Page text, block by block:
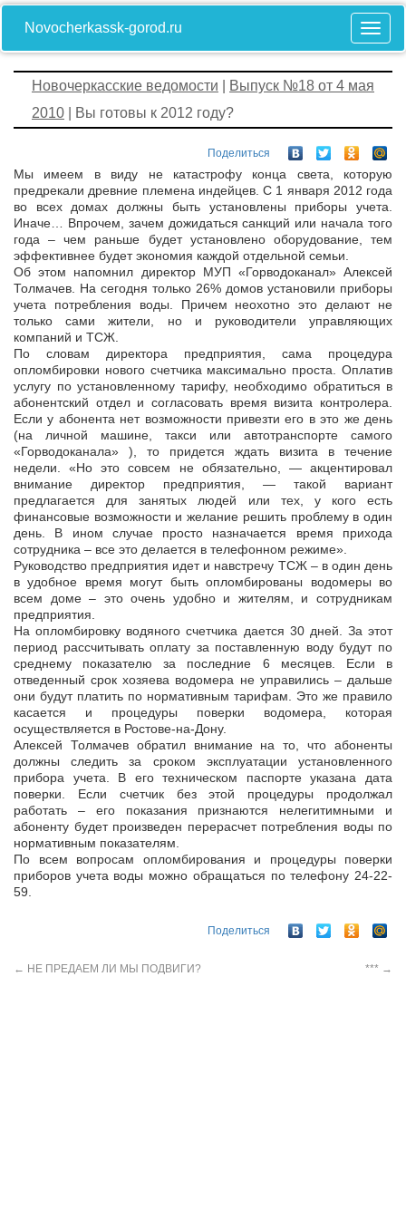
Novocherkassk-gorod.ru
Новочеркасские ведомости
Выпуск №18 от 4 мая
2010 | Вы готовы к 2012 году?
Поделиться
Мы имеем в виду не катастрофу конца света, которую
предрекали древние племена индейцев. С 1 января 2012 года
во всех домах должны быть установлены приборы учета.
Иначе… Впрочем, зачем дожидаться санкций или начала того
года – чем раньше будет установлено оборудование, тем
эффективнее будет экономия каждой отдельной семьи.
Об этом напомнил директор МУП «Горводоканал» Алексей
Толмачев. На сегодня только 26% домов установили приборы
учета потребления воды. Причем неохотно это делают не
только сами жители, но и руководители управляющих
компаний и ТСЖ.
По словам директора предприятия, сама процедура
опломбировки нового счетчика максимально проста. Оплатив
услугу по установленному тарифу, необходимо обратиться в
абонентский отдел и согласовать время визита контролера.
Если у абонента нет возможности привезти его в это же день
(на личной машине, такси или автотранспорте самого
«Горводоканала» ), то придется ждать визита в течение
недели. «Но это совсем не обязательно, — акцентировал
внимание директор предприятия, — такой вариант
предлагается для занятых людей или тех, у кого есть
финансовые возможности и желание решить проблему в один
день. В ином случае просто назначается время прихода
сотрудника – все это делается в телефонном режиме».
Руководство предприятия идет и навстречу ТСЖ – в один день
в удобное время могут быть опломбированы водомеры во
всем доме – это очень удобно и жителям, и сотрудникам
предприятия.
На опломбировку водяного счетчика дается 30 дней. За этот
период рассчитывать оплату за поставленную воду будут по
среднему показателю за последние 6 месяцев. Если в
отведенный срок хозяева водомера не управились – дальше
они будут платить по нормативным тарифам. Это же правило
касается и процедуры поверки водомера, которая
осуществляется в Ростове-на-Дону.
Алексей Толмачев обратил внимание на то, что абоненты
должны следить за сроком эксплуатации установленного
прибора учета. В его техническом паспорте указана дата
поверки. Если счетчик без этой процедуры продолжал
работать – его показания признаются нелегитимными и
абоненту будет произведен перерасчет потребления воды по
нормативным показателям.
По всем вопросам опломбирования и процедуры поверки
приборов учета воды можно обращаться по телефону 24-22-
59.
Поделиться
← НЕ ПРЕДАЕМ ЛИ МЫ ПОДВИГИ? *** →